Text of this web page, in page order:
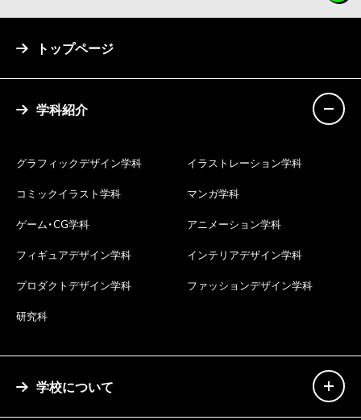
トップページ
学科紹介
グラフィックデザイン学科
イラストレーション学科
コミックイラスト学科
マンガ学科
ゲーム・CG学科
アニメーション学科
フィギュアデザイン学科
インテリアデザイン学科
プロダクトデザイン学科
ファッションデザイン学科
研究科
学校について